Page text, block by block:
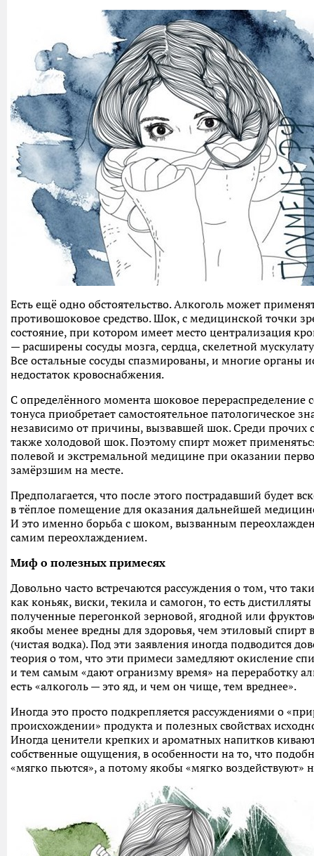
Есть ещё одно обстоятельство. Алкоголь может
противошоковое средство. Шок, с медицинской точки
состояние, при котором имеет место централизация
— расширены сосуды мозга, сердца, скелетной
Все остальные сосуды спазмированы, и многие органы
недостаток кровоснабжения.
С определённого момента шоковое перераспределение
тонуса приобретает самостоятельное патологическое
независимо от причины, вызвавшей шок. Среди прочих
также холодовой шок. Поэтому спирт может
полевой и экстремальной медицине при оказании
замёрзшим на месте.
Предполагается, что после этого пострадавший будет
в тёплое помещение для оказания дальнейшей
И это именно борьба с шоком, вызванным
самим переохлаждением.
Миф о полезных примесях
Довольно часто встречаются рассуждения о том, что
как коньяк, виски, текила и самогон, то есть
полученные перегонкой зерновой, ягодной или
якобы менее вредны для здоровья, чем этиловый спирт
(чистая водка). Под эти заявления иногда подводится
теория о том, что эти примеси замедляют окисление
и тем самым «дают огранизму время» на переработку
есть «алкоголь — это яд, и чем он чище, тем вреднее».
Иногда это просто подкрепляется рассуждениями о
происхождении» продукта и полезных свойствах
Иногда ценители крепких и ароматных напитков
собственные ощущения, в особенности на то, что
«мягко пьются», а потому якобы «мягко воздействуют»